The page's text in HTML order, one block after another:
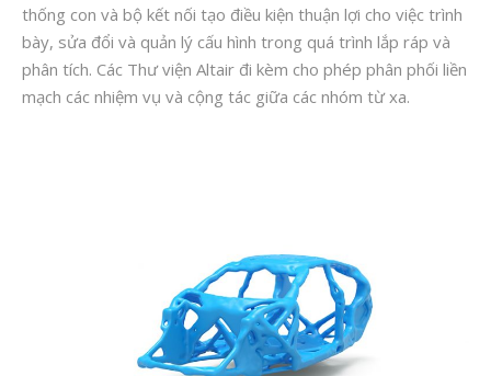
Tháng Mười 2019
Tháng Chín 2019
Tháng Tám 2019
Tháng Ba 2019
Aerospace
thống con và bộ kết nối tạo điều kiện thuận lợi cho việc trình
bày, sửa đổi và quản lý cấu hình trong quá trình lắp ráp và
phân tích. Các Thư viện Altair đi kèm cho phép phân phối liền
mạch các nhiệm vụ và cộng tác giữa các nhóm từ xa.